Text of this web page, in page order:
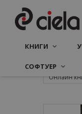
КНИГИ
СОФТУЕР
Онлайн